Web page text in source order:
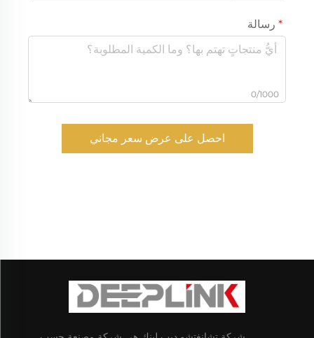
رسالة
0/1000
احصل على عرض سعر مجاني